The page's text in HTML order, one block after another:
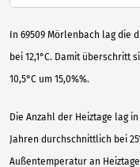
In 69509 Mörlenbach lag die
bei 12,1°C. Damit überschritt
10,5°C um 15,0%%.
Die Anzahl der Heiztage lag
Jahren durchschnittlich bei
Außentemperatur an